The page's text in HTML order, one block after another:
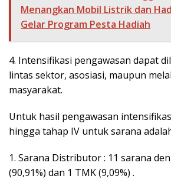
Menangkan Mobil Listrik dan
Gelar Program Pesta Hadiah
4. Intensifikasi pengawasan dapat
lintas sektor, asosiasi, maupun
masyarakat.
Untuk hasil pengawasan
hingga tahap IV untuk sarana
1. Sarana Distributor : 11 sarana
(90,91%) dan 1 TMK (9,09%) .